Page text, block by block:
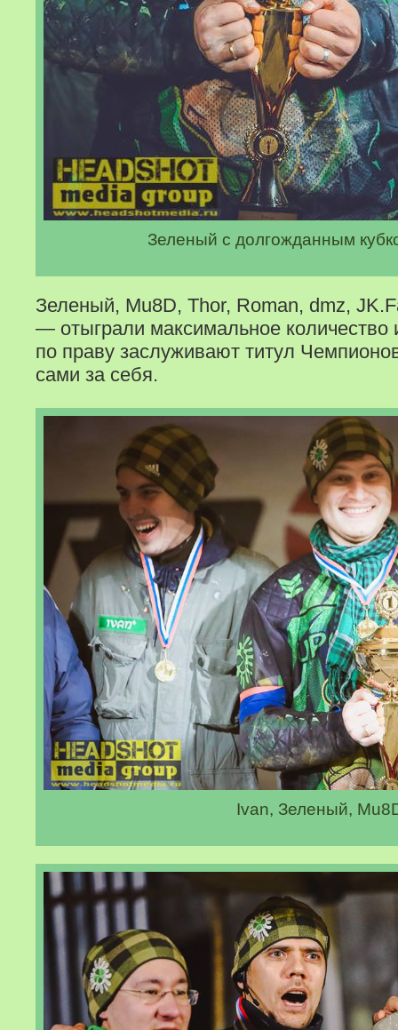
Зеленый с долгожданным
Зеленый, Mu8D, Thor, Roman, dmz,
— отыграли максимальное количество
по праву заслуживают титул
сами за себя.
Ivan, Зеленый,